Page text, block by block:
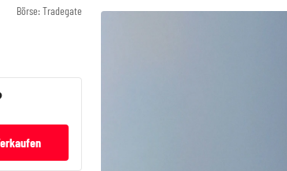
Börse: Tradegate